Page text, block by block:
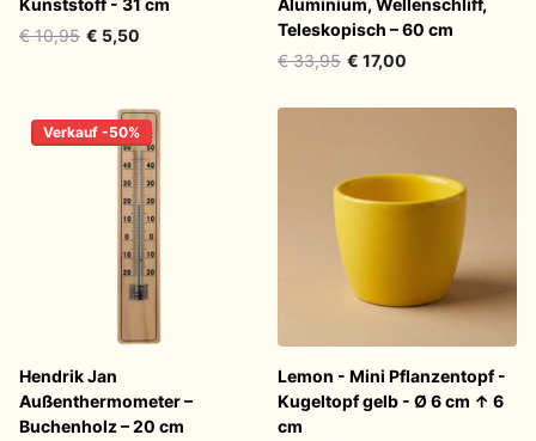
Kunststoff - 31 cm
€ 10,95 € 5,50
Aluminium, Wellenschliff,
Teleskopisch – 60 cm
€ 33,95 € 17,00
Verkauf -50%
Hendrik Jan
Außenthermometer –
Buchenholz – 20 cm
Lemon - Mini Pflanzentopf -
Kugeltopf gelb - Ø 6 cm ↑ 6
cm